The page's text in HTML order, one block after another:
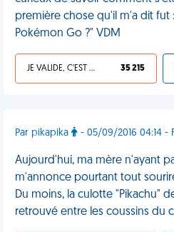
première chose qu'il m'a dit fut
Pokémon Go ?" VDM
JE VALIDE, C'EST UNE VDM 35 215
Par pikapika - 05/09/2016 04:14 -
Aujourd'hui, ma mère n'ayant
m'annonce pourtant tout
Du moins, la culotte "Pikachu"
retrouvé entre les coussins du